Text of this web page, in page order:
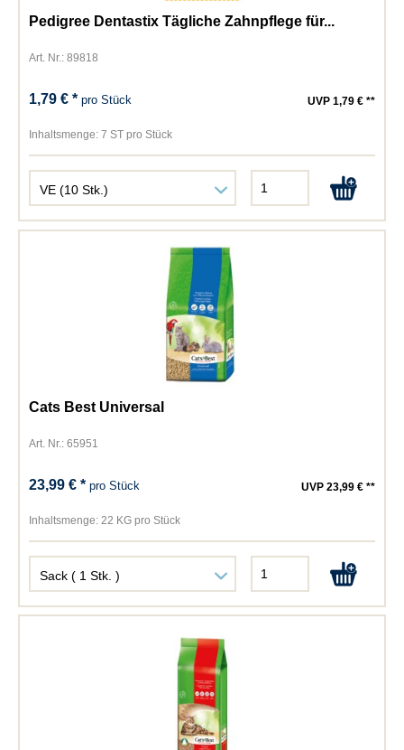
Pedigree Dentastix Tägliche Zahnpflege für...
Art. Nr.: 89818
1,79 € *pro Stück UVP 1,79 € **
Inhaltsmenge: 7 ST pro Stück
Cats Best Universal
Art. Nr.: 65951
23,99 € *pro Stück UVP 23,99 € **
Inhaltsmenge: 22 KG pro Stück